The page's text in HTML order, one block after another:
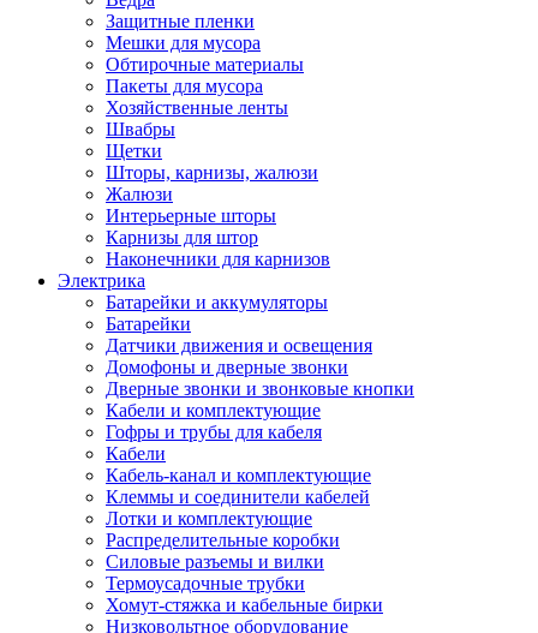
Защитные пленки
Мешки для мусора
Обтирочные материалы
Пакеты для мусора
Хозяйственные ленты
Швабры
Щетки
Шторы, карнизы, жалюзи
Жалюзи
Интерьерные шторы
Карнизы для штор
Наконечники для карнизов
Электрика
Батарейки и аккумуляторы
Батарейки
Датчики движения и освещения
Домофоны и дверные звонки
Дверные звонки и звонковые кнопки
Кабели и комплектующие
Гофры и трубы для кабеля
Кабели
Кабель-канал и комплектующие
Клеммы и соединители кабелей
Лотки и комплектующие
Распределительные коробки
Силовые разъемы и вилки
Термоусадочные трубки
Хомут-стяжка и кабельные бирки
Низковольтное оборудование